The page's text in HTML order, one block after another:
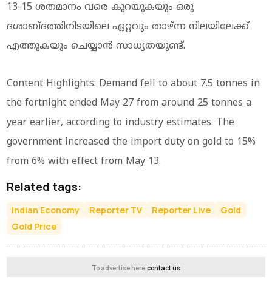
13-15 ശതമാനം വരെ കുറയുകയും ഒരു
ദശാബ്ദത്തിനിടയിലെ ഏറ്റവും താഴ്ന്ന നിലയിലേക്ക്
എത്തുകയും ചെയ്യാന്‍ സാധ്യതയുണ്ട്.
Content Highlights: Demand fell to about 7.5 tonnes in
the fortnight ended May 27 from around 25 tonnes a
year earlier, according to industry estimates. The
government increased the import duty on gold to 15%
from 6% with effect from May 13.
Related tags:
Indian Economy Reporter TV Reporter Live
Gold
Gold Price
To advertise here,contact us